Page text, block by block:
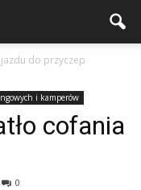
do przyczep
i kamperów
cofania
0